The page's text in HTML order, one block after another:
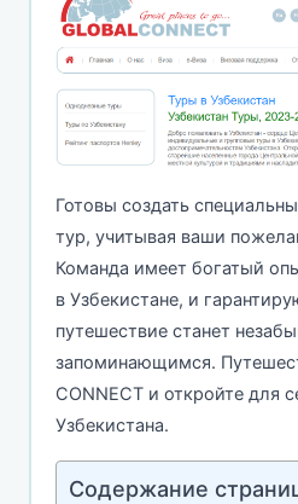
Готовы создать
тур, учитывая ваши
Команда имеет богатый
в Узбекистане, и
путешествие станет
запоминающимся.
CONNECT и откройте для
Узбекистана.
Содержание